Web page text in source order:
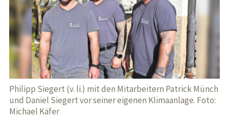
Philipp Siegert (v. li.) mit den Mitarbeitern Patrick Münch
und Daniel Siegert vor seiner eigenen Klimaanlage. Foto:
Michael Käfer